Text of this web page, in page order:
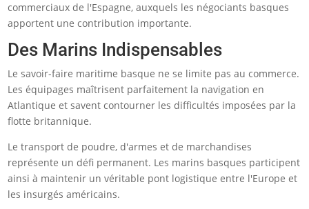
commerciaux de l'Espagne, auxquels les négociants basques
apportent une contribution importante.
Des Marins Indispensables
Le savoir-faire maritime basque ne se limite pas au commerce.
Les équipages maîtrisent parfaitement la navigation en
Atlantique et savent contourner les difficultés imposées par la
flotte britannique.
Le transport de poudre, d'armes et de marchandises
représente un défi permanent. Les marins basques participent
ainsi à maintenir un véritable pont logistique entre l'Europe et
les insurgés américains.